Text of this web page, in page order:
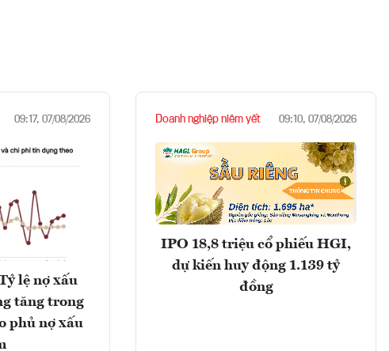
09:17, 07/08/2026
lệ nợ xấu
tăng trong
phủ nợ xấu
Doanh nghiệp niêm yết 09:10, 07/08/2026
IPO 18,8 triệu cổ phiếu HGI,
dự kiến huy động 1.139 tỷ
đồng